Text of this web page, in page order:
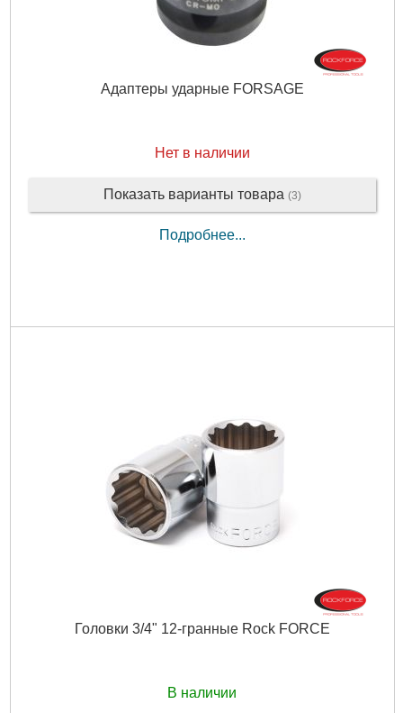
Адаптеры ударные FORSAGE
Нет в наличии
Показать варианты товара (3)
Подробнее...
Головки 3/4" 12-гранные Rock FORCE
В наличии